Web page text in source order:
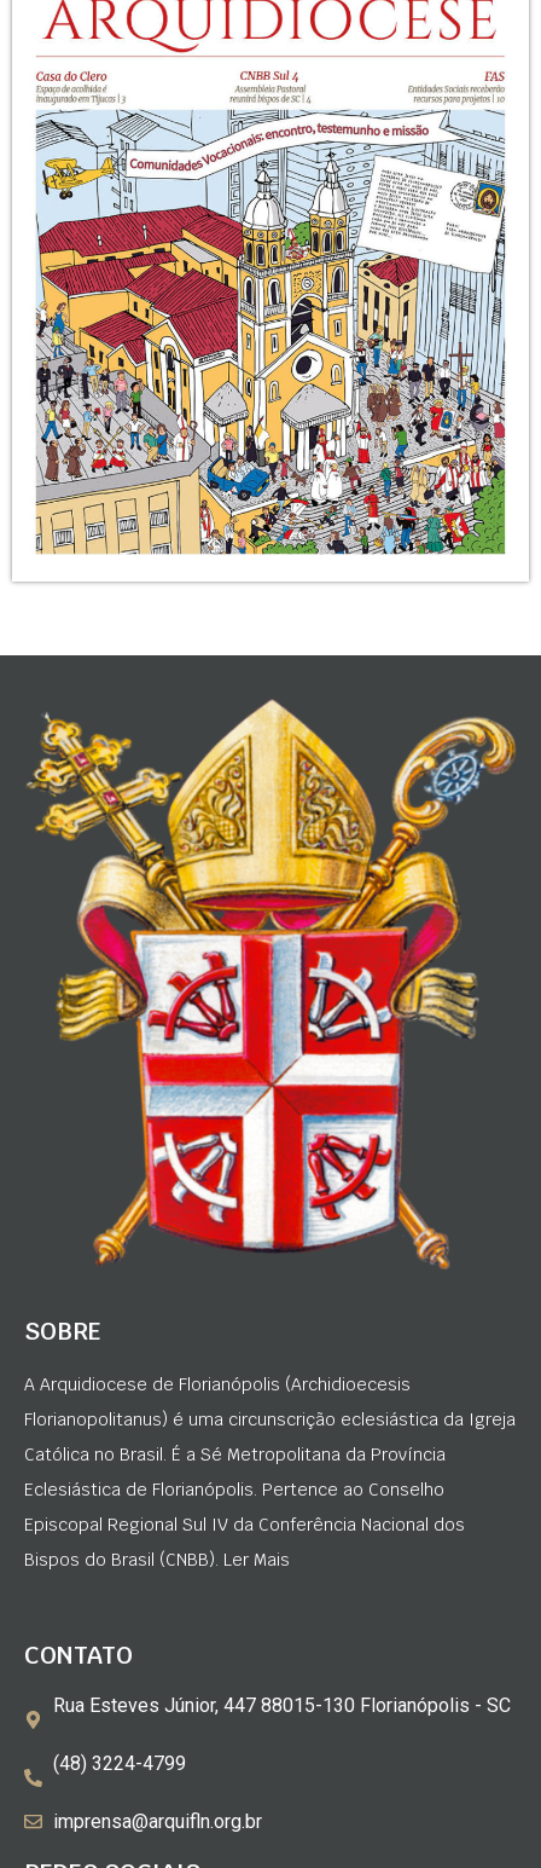
SOBRE
A Arquidiocese de Florianópolis (Archidioecesis
Florianopolitanus) é uma circunscrição eclesiástica da Igreja
Católica no Brasil. É a Sé Metropolitana da Província
Eclesiástica de Florianópolis. Pertence ao Conselho
Episcopal Regional Sul IV da Conferência Nacional dos
Bispos do Brasil (CNBB). Ler Mais
CONTATO
Rua Esteves Júnior, 447 88015-130 Florianópolis - SC
(48) 3224-4799
imprensa@arquifln.org.br